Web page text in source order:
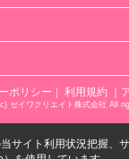
ポリシー ｜ 利用規約 ｜
セイワクリエイト株式会社 All
サイト利用状況把握、